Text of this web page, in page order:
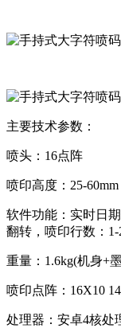
主要技术参数：
喷头：16点阵
喷印高度：25-60mm
软件功能：实时日
翻转，喷印行数：1-
重量：1.6kg(机身+
喷印点阵：16X10
处理器：安卓4核处